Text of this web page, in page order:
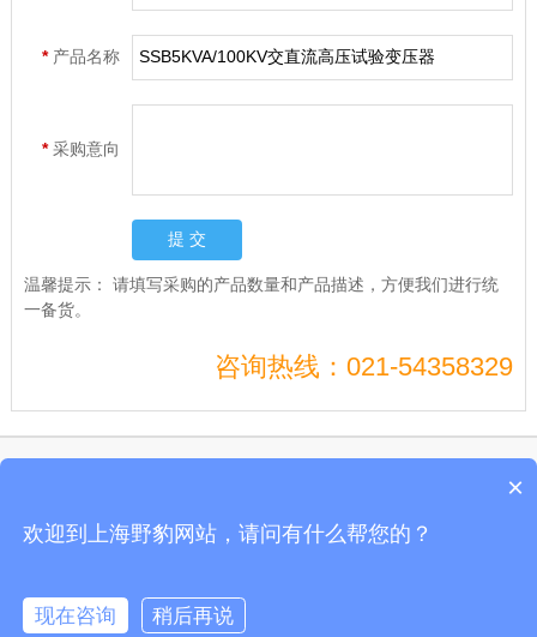
* 产品名称
*采购意向
温馨提示： 请填写采购的产品数量和产品描述，方便我们进行统
一备货。
咨询热线：021-54358329
沪ICP备10206185号-49
公司地址：上海市剑川路600号开关通电试验台、开关测试仪、真空度开关测试仪
×
欢迎到上海野豹网站，请问有什么帮您的？
现在咨询
稍后再说